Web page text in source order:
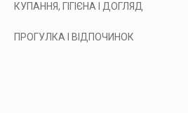
КУПАННЯ, ГІГІЄНА І ДОГЛЯД
ПРОГУЛКА І ВІДПОЧИНОК